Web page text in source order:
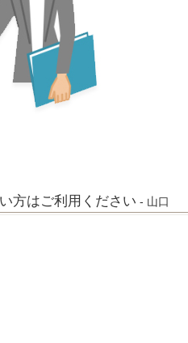
方はご利用ください - 山口